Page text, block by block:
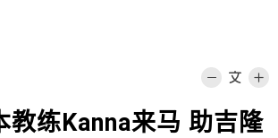
教练Kanna来马 助吉隆